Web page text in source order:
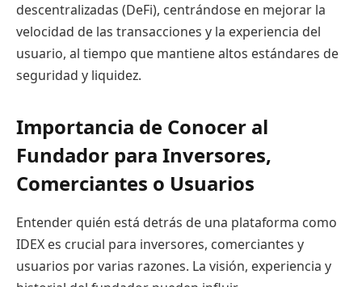
descentralizadas (DeFi), centrándose en mejorar la
velocidad de las transacciones y la experiencia del
usuario, al tiempo que mantiene altos estándares de
seguridad y liquidez.
Importancia de Conocer al
Fundador para Inversores,
Comerciantes o Usuarios
Entender quién está detrás de una plataforma como
IDEX es crucial para inversores, comerciantes y
usuarios por varias razones. La visión, experiencia y